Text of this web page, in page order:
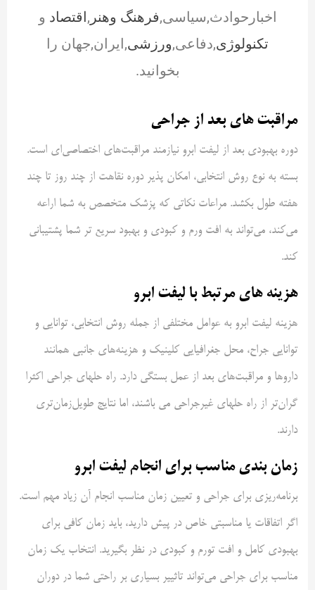
اخبارحوادث,سیاسی,فرهنگ وهنر ,اقتصاد و
تکنولوژی,دفاعی,ورزشی,ایران,جهان را
بخوانید.
مراقبت های بعد از جراحی
دوره بهبودی بعد از لیفت ابرو نیازمند مراقبت‌های اختصاصی‌ای است.
بسته به نوع روش انتخابی، امکان پذیر دوره نقاهت از چند روز تا چند
هفته طول بکشد. مراعات نکاتی که پزشک متخصص به شما اراعه
می‌کند، می‌تواند به افت ورم و کبودی و بهبود سریع تر شما پشتیبانی
کند.
هزینه های مرتبط با لیفت ابرو
هزینه لیفت ابرو به عوامل مختلفی از جمله روش انتخابی، توانایی و
توانایی جراح، محل جغرافیایی کلینیک و هزینه‌های جانبی همانند
داروها و مراقبت‌های بعد از عمل بستگی دارد. راه حلهای جراحی اکثرا
گران‌تر از راه حلهای غیرجراحی می باشند، اما نتایج طویل‌زمان‌تری
دارند.
زمان بندی مناسب برای انجام لیفت ابرو
برنامه‌ریزی برای جراحی و تعیین زمان مناسب انجام آن زیاد مهم است.
اگر اتفاقات یا مناسبتی خاص در پیش دارید، باید زمان کافی برای
بهبودی کامل و افت تورم و کبودی در نظر بگیرید. انتخاب یک زمان
مناسب برای جراحی می‌تواند تاثییر بسیاری بر راحتی شما در دوران